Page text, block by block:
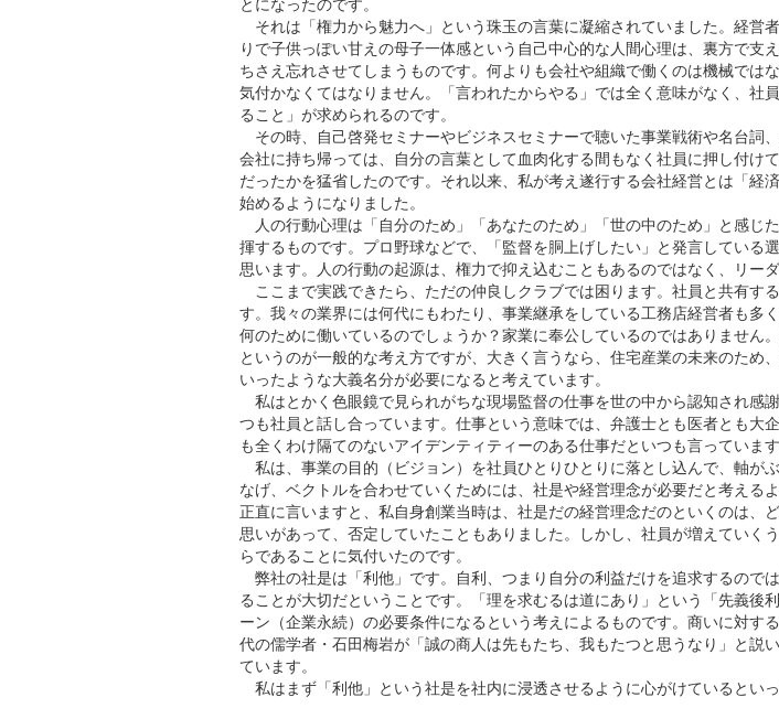
それは「権力から魅力へ」という珠玉の言葉に凝縮されていました。経営
りで子供っぽい甘えの母子一体感という自己中心的な人間心理は、裏方で支
ちさえ忘れさせてしまうものです。何よりも会社や組織で働くのは機械では
気付かなくてはなりません。「言われたからやる」では全く意味がなく、社
ること」が求められるのです。
その時、自己啓発セミナーやビジネスセミナーで聴いた事業戦術や名台詞
会社に持ち帰っては、自分の言葉として血肉化する間もなく社員に押し付け
だったかを猛省したのです。それ以来、私が考え遂行する会社経営とは「経
始めるようになりました。
人の行動心理は「自分のため」「あなたのため」「世の中のため」と感じ
揮するものです。プロ野球などで、「監督を胴上げしたい」と発言している
思います。人の行動の起源は、権力で抑え込むこともあるのではなく、リー
ここまで実践できたら、ただの仲良しクラブでは困ります。社員と共有す
す。我々の業界には何代にもわたり、事業継承をしている工務店経営者も多
何のために働いているのでしょうか？家業に奉公しているのではありません
というのが一般的な考え方ですが、大きく言うなら、住宅産業の未来のため
いったような大義名分が必要になると考えています。
私はとかく色眼鏡で見られがちな現場監督の仕事を世の中から認知され感
つも社員と話し合っています。仕事という意味では、弁護士とも医者とも大
も全くわけ隔てのないアイデンティティーのある仕事だといつも言っています
私は、事業の目的（ビジョン）を社員ひとりひとりに落とし込んで、軸が
なげ、ベクトルを合わせていくためには、社是や経営理念が必要だと考えるよ
正直に言いますと、私自身創業当時は、社是だの経営理念だのといくのは、
思いがあって、否定していたこともありました。しかし、社員が増えていく
らであることに気付いたのです。
弊社の社是は「利他」です。自利、つまり自分の利益だけを追求するので
ることが大切だということです。「理を求むるは道にあり」という「先義後
ーン（企業永続）の必要条件になるという考えによるものです。商いに対す
代の儒学者・石田梅岩が「誠の商人は先もたち、我もたつと思うなり」と説
ています。
私はまず「利他」という社是を社内に浸透させるように心がけているといっ